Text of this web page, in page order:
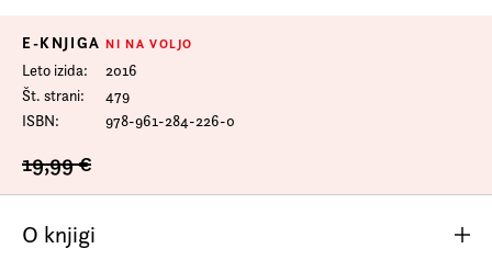
E-KNJIGANI NA VOLJO
Leto izida
2016
Št. strani
479
ISBN
978-961-284-226-0
19,99 €
O knjigi